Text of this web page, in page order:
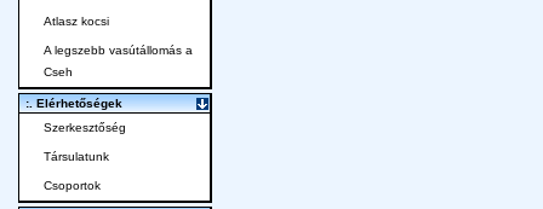
Atlasz kocsi
A legszebb vasútállomás a
Cseh
:. Elérhetőségek
Szerkesztőség
Társulatunk
Csoportok